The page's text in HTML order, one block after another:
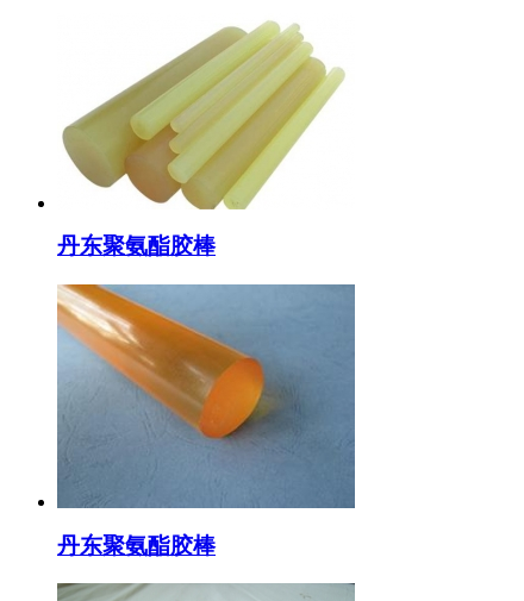
丹东聚氨酯胶棒
丹东聚氨酯胶棒